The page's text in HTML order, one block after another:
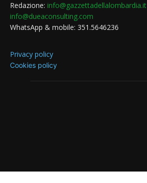
Redazione: info@gazzettadellalombardia.it
info@dueaconsulting.com
WhatsApp & mobile: 351.5646236
Privacy policy
Cookies policy